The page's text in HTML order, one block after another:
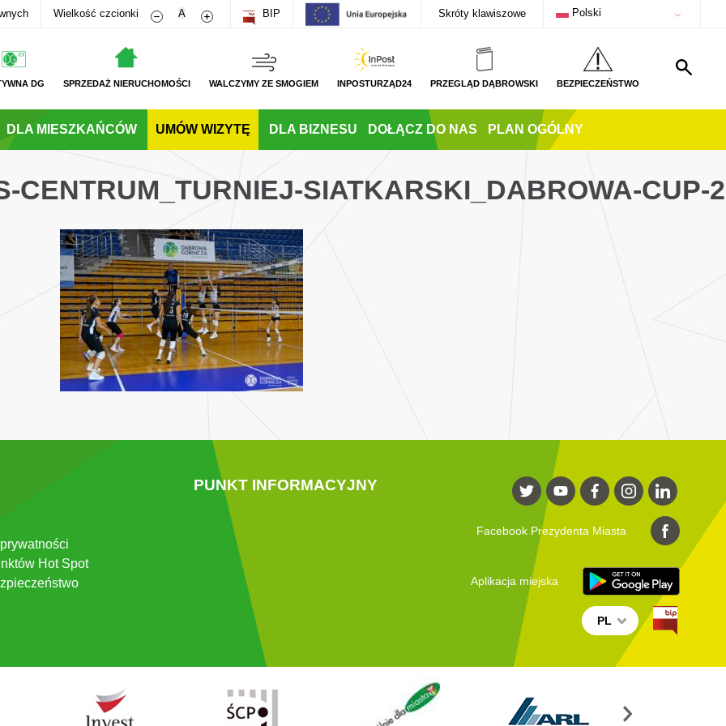
Wielkość czcionki Zmniejsz rozmiar czcionki
A Zwiększ rozmiar czcionki
BIP Skróty klawiszowe Polski
DG SPRZEDAŻ NIERUCHOMOŚCI WALCZYMY ZE SMOGIEM INPOSTURZĄD24 PRZEGLĄD DĄBROWSKI BEZPIECZEŃSTWO
DLA MIESZKAŃCÓW UMÓW WIZYTĘ DLA BIZNESU DOŁĄCZ DO NAS PLAN OGÓLNY
CENTRUM_TURNIEJ-SIATKARSKI_DABROWA-CUP-2
Hot Spot
PUNKT INFORMACYJNY
Facebook Prezydenta Miasta
Aplikacja miejska
PL